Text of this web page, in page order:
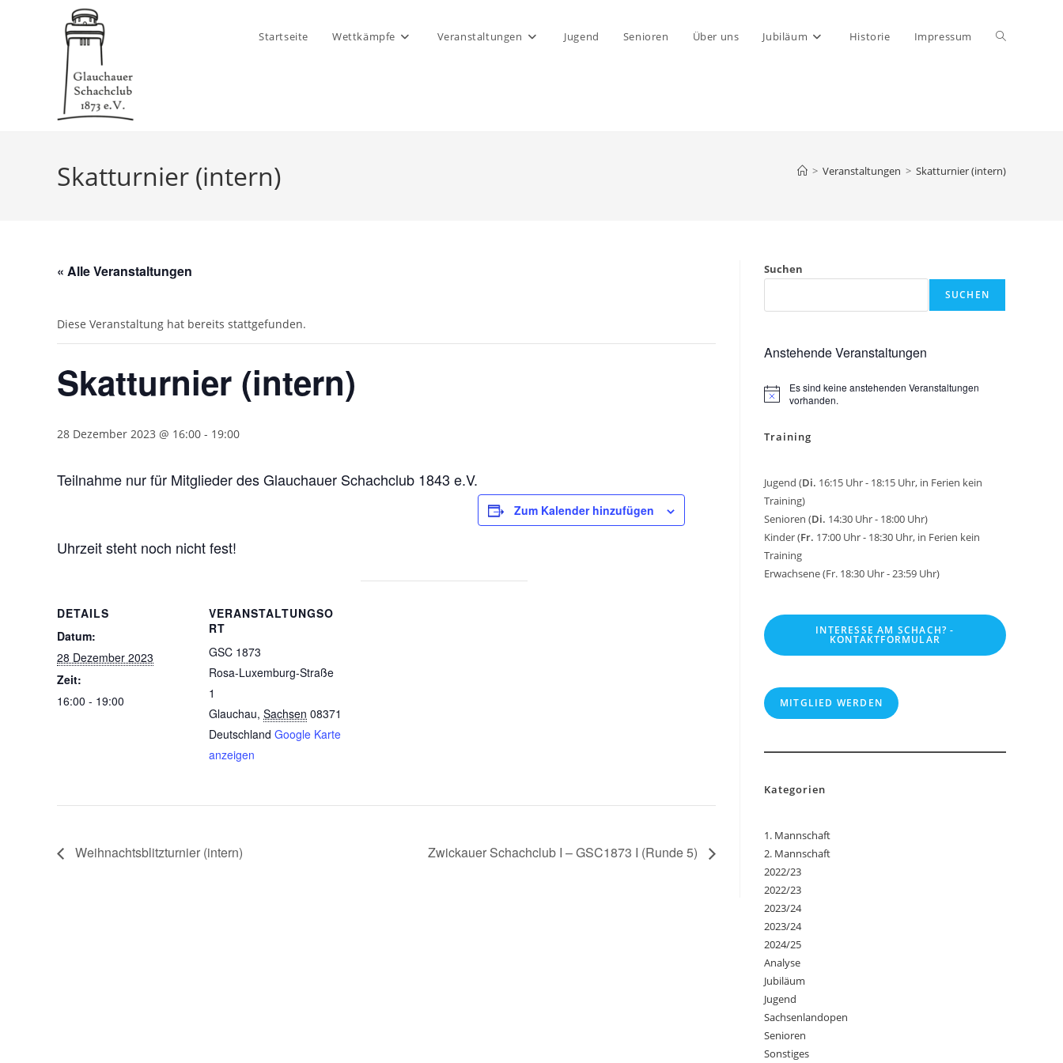
Startseite Wettkämpfe Veranstaltungen Jugend Senioren Über uns Jubiläum Historie Impressum Website-
Skatturnier (intern) > Veranstaltungen > Skatturnier (intern)
« Alle Veranstaltungen
Diese Veranstaltung hat bereits stattgefunden.
Skatturnier (intern)
28 Dezember 2023 @ 16:00 - 19:00
Teilnahme nur für Mitglieder des Glauchauer Schachclub 1843 e.V.
Uhrzeit steht noch nicht fest!
Zum Kalender hinzufügen
DETAILS
Datum:
28 Dezember 2023
Zeit:
16:00 - 19:00
VERANSTALTUNGSO
RT
GSC 1873
Rosa-Luxemburg-Straße
1
Glauchau, Sachsen 08371
Deutschland Google Karte
anzeigen
Weihnachtsblitzturnier (intern) Zwickauer Schachclub I – GSC1873 I (Runde 5)
Suchen
SUCHEN
Anstehende Veranstaltungen
H
w
Es sind keine anstehenden Veranstaltungen
vorhanden.
Training
Jugend (Di. 16:15 Uhr - 18:15 Uhr, in Ferien kein
Training)
Senioren (Di. 14:30 Uhr - 18:00 Uhr)
Kinder (Fr. 17:00 Uhr - 18:30 Uhr, in Ferien kein
Training
Erwachsene (Fr. 18:30 Uhr - 23:59 Uhr)
INTERESSE AM SCHACH? -
KONTAKTFORMULAR
MITGLIED WERDEN
Kategorien
1. Mannschaft
2. Mannschaft
2022/23
2022/23
2023/24
2023/24
2024/25
Analyse
Jubiläum
Jugend
Sachsenlandopen
Senioren
Sonstiges